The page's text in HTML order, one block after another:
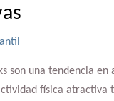
son una tendencia en
física atractiva